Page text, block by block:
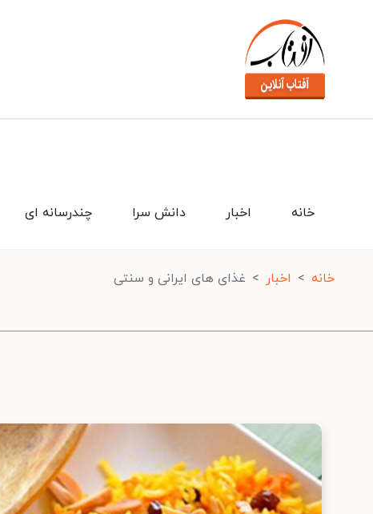
چندرسانه ای دانش سرا اخبار خانه
خانه اخبار غذای های ایرانی و سنتی